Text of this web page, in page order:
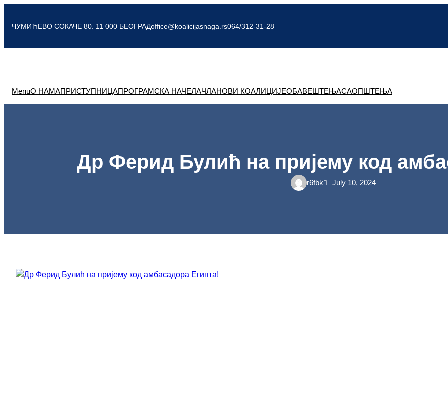
ЧУМИЋЕВО СОКАЧЕ 80. 11 000 БЕОГРАДoffice@koalicijasnaga.rs064/312-31-28
MenuО НАМАПРИСТУПНИЦАПРОГРАМСКА НАЧЕЛАЧЛАНОВИ КОАЛИЦИЈЕОБАВЕШТЕЊАСАОПШТЕЊА
Др Ферид Булић на пријему код
r6fbk July 10, 2024